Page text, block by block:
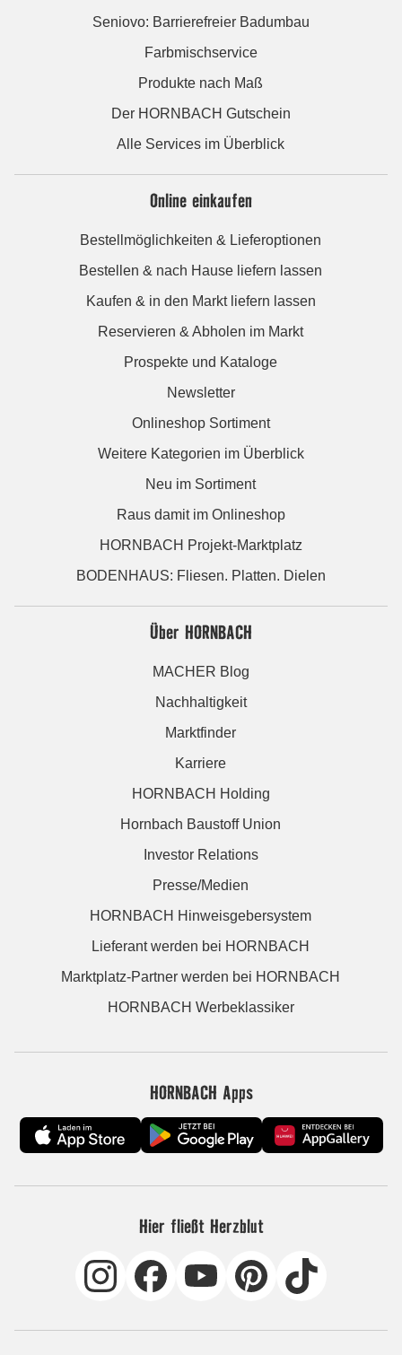
Seniovo: Barrierefreier Badumbau
Farbmischservice
Produkte nach Maß
Der HORNBACH Gutschein
Alle Services im Überblick
Online einkaufen
Bestellmöglichkeiten & Lieferoptionen
Bestellen & nach Hause liefern lassen
Kaufen & in den Markt liefern lassen
Reservieren & Abholen im Markt
Prospekte und Kataloge
Newsletter
Onlineshop Sortiment
Weitere Kategorien im Überblick
Neu im Sortiment
Raus damit im Onlineshop
HORNBACH Projekt-Marktplatz
BODENHAUS: Fliesen. Platten. Dielen
Über HORNBACH
MACHER Blog
Nachhaltigkeit
Marktfinder
Karriere
HORNBACH Holding
Hornbach Baustoff Union
Investor Relations
Presse/Medien
HORNBACH Hinweisgebersystem
Lieferant werden bei HORNBACH
Marktplatz-Partner werden bei HORNBACH
HORNBACH Werbeklassiker
HORNBACH Apps
Hier fließt Herzblut